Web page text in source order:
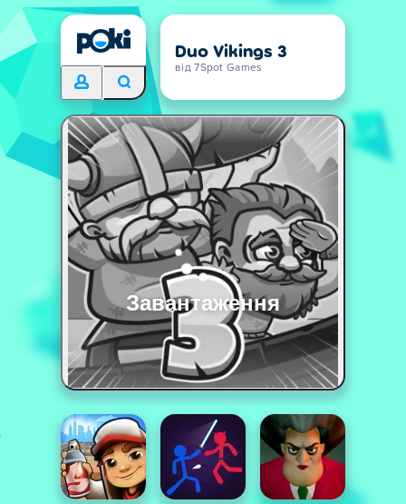
Duo Vikings 3
від 7Spot Games
Завантаження